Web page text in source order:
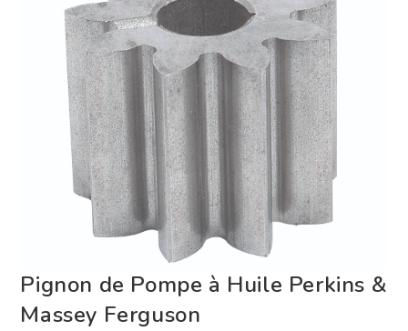
Pignon de Pompe à Huile Perkins &
Massey Ferguson